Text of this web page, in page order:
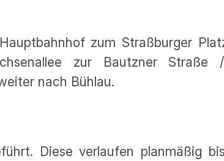
zum Straßburger
zur Bautzner Straße
nach Bühlau.
Diese verlaufen planmäßig